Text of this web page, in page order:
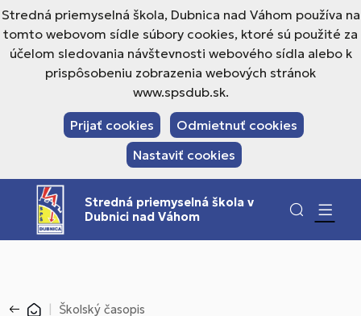
Stredná priemyselná škola, Dubnica nad Váhom používa na
tomto webovom sídle súbory cookies, ktoré sú použité za
účelom sledovania návštevnosti webového sídla alebo k
prispôsobeniu zobrazenia webových stránok
www.spsdub.sk.
Prijať cookies
Odmietnuť cookies
Nastaviť cookies
Stredná priemyselná škola v
Dubnici nad Váhom
Školský časopis